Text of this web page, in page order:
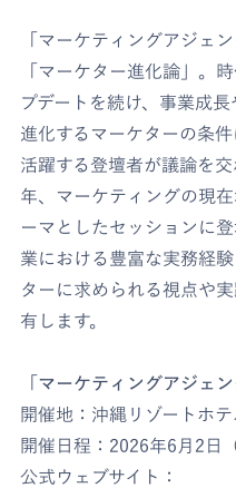
「マーケティングアジェ
「マーケター進化論」。
プデートを続け、事業成
進化するマーケターの条
活躍する登壇者が議論を
年、マーケティングの現
ーマとしたセッションに
業における豊富な実務経
ターに求められる視点や
有します。
「マーケティングアジェ
開催地：沖縄リゾートホ
開催日程：2026年6月2日
公式ウェブサイト：